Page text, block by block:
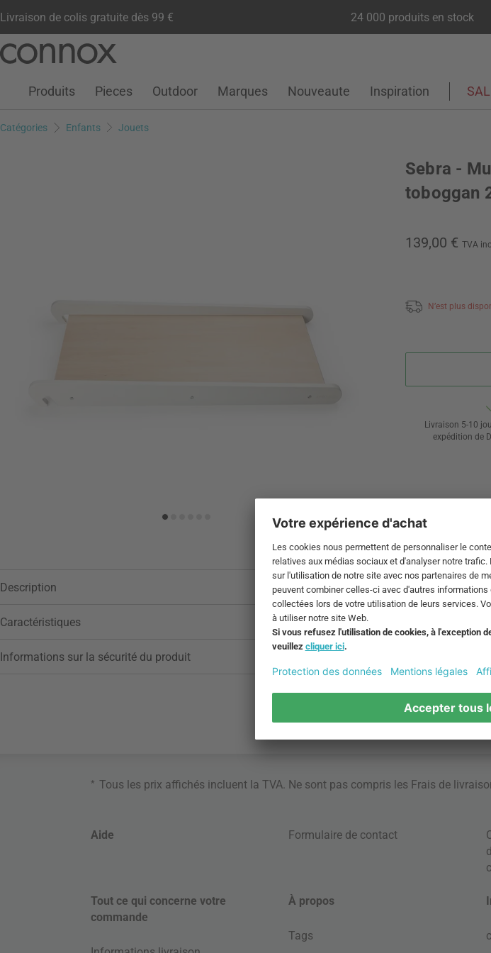
Livraison de colis gratuite dès 99 € 24 000 produits en stock
contenu
Compte clientListe de souhaits
Warenkorb
Produits Pieces Outdoor Marques Nouveaute Inspiration
Catégories Enfants Jouets
Sebra -
toboggan
139,00 € TVA
N’est plus
Livraison 5-10
expédition de
Description
Caractéristiques
Informations sur la sécurité du produit
* Tous les prix affichés incluent la TVA. Ne sont pas compris les Frais de
Aide Formulaire de contact
Tout ce qui concerne votre
commande
À propos
Tags